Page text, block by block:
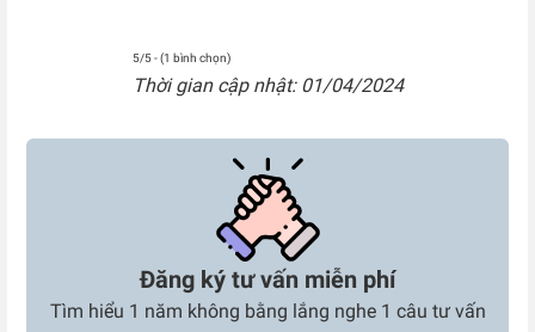
5/5 - (1 bình chọn)
Thời gian cập nhật: 01/04/2024
Đăng ký tư vấn miễn phí
Tìm hiểu 1 năm không bằng lắng nghe 1 câu tư vấn